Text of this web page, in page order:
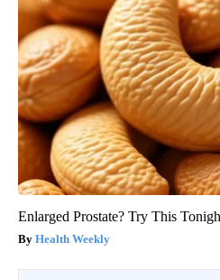
Enlarged Prostate? Try This
Health Weekly